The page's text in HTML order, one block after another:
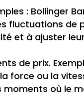
: Bollinger
fluctuations de
et à ajuster
de prix.
force ou la
moments où le